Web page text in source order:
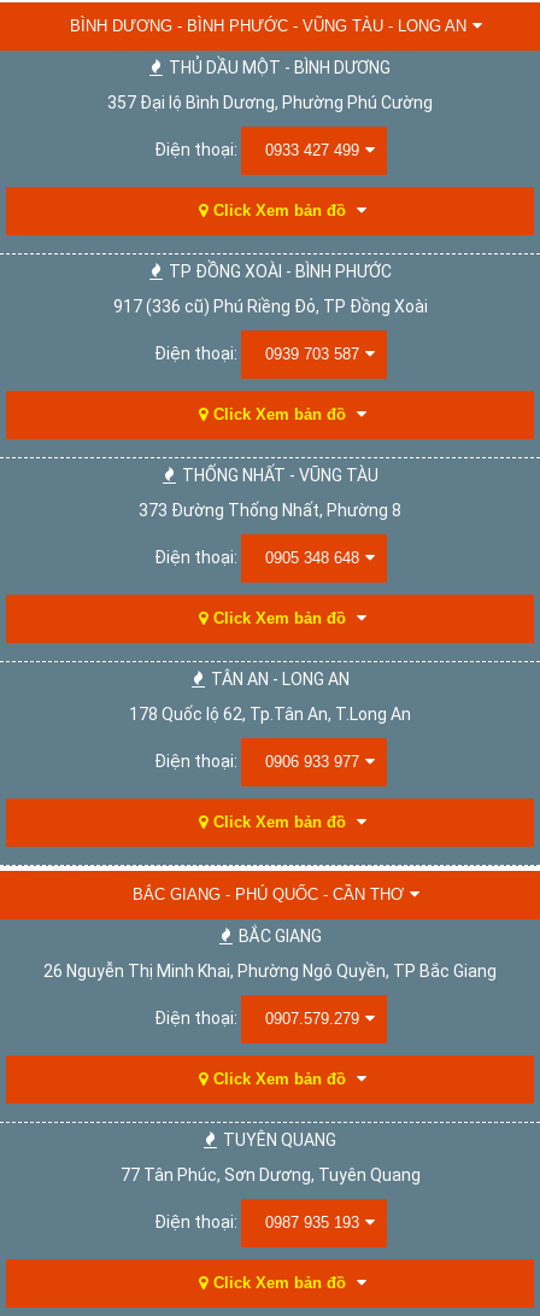
BÌNH DƯƠNG - BÌNH PHƯỚC - VŨNG TÀU - LONG AN
THỦ DẦU MỘT - BÌNH DƯƠNG
357 Đại lộ Bình Dương, Phường Phú Cường
Điện thoại: 0933 427 499
Click Xem bản đồ
TP ĐỒNG XOÀI - BÌNH PHƯỚC
917 (336 cũ) Phú Riềng Đỏ, TP Đồng Xoài
Điện thoại: 0939 703 587
Click Xem bản đồ
THỐNG NHẤT - VŨNG TÀU
373 Đường Thống Nhất, Phường 8
Điện thoại: 0905 348 648
Click Xem bản đồ
TÂN AN - LONG AN
178 Quốc lộ 62, Tp.Tân An, T.Long An
Điện thoại: 0906 933 977
Click Xem bản đồ
BẮC GIANG - PHÚ QUỐC - CẦN THƠ
BẮC GIANG
26 Nguyễn Thị Minh Khai, Phường Ngô Quyền, TP Bắc Giang
Điện thoại: 0907.579.279
Click Xem bản đồ
TUYÊN QUANG
77 Tân Phúc, Sơn Dương, Tuyên Quang
Điện thoại: 0987 935 193
Click Xem bản đồ